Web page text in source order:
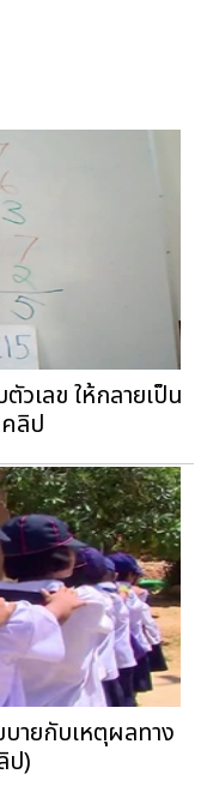
เลข ให้กลายเป็น
ลิป
บายกับเหตุผลทาง
ป)